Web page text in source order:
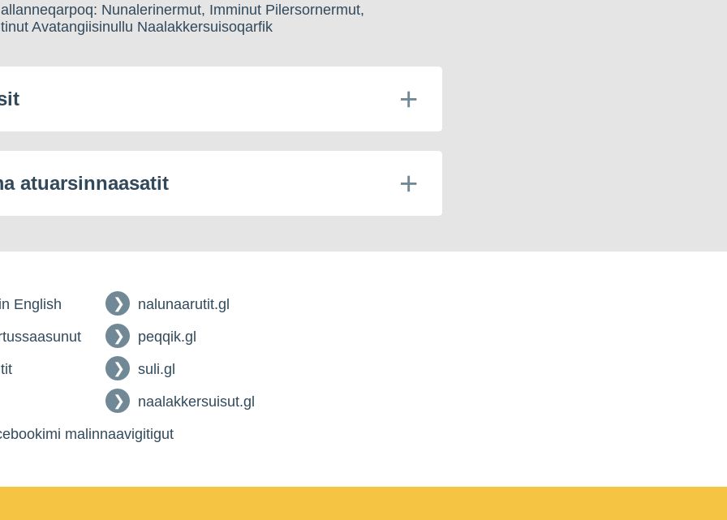
Nunalerinermut, Imminut Pilersornermut,
Avatangiisinullu Naalakkersuisoqarfik
atuarsinnaasatit
English
nalunaarutit.gl
peqqik.gl
suli.gl
naalakkersuisut.gl
malinnaavigitigut